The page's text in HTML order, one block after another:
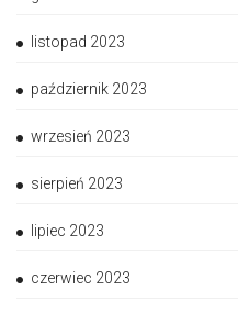
listopad 2023
październik 2023
wrzesień 2023
sierpień 2023
lipiec 2023
czerwiec 2023